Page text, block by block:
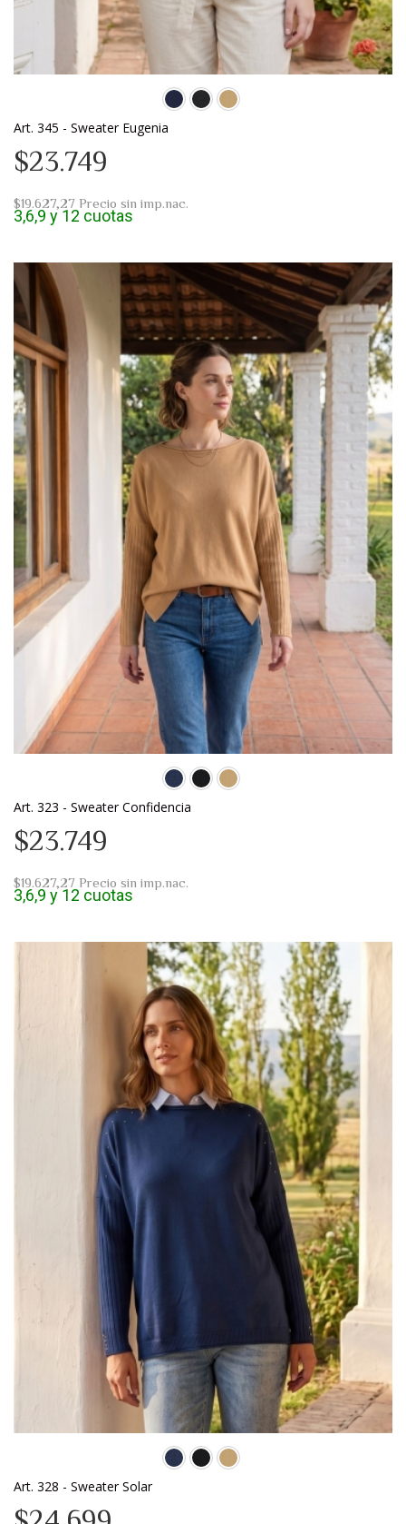
Art. 345 - Sweater Eugenia
$23.749
$19.627,27 Precio sin imp.nac.
3,6,9 y 12 cuotas
Art. 323 - Sweater Confidencia
$23.749
$19.627,27 Precio sin imp.nac.
3,6,9 y 12 cuotas
Art. 328 - Sweater Solar